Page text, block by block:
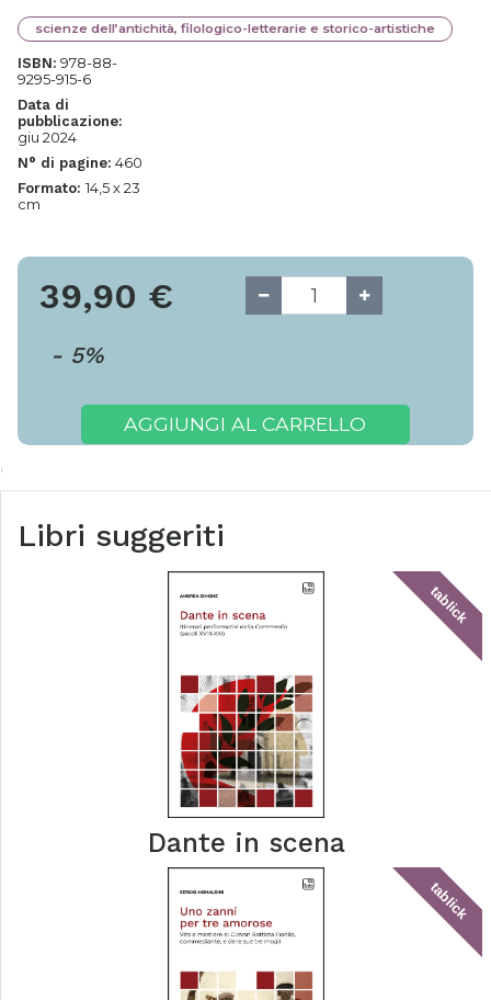
scienze dell’antichità, filologico-letterarie e storico-artistiche
ISBN: 978-88-
9295-915-6
Data di
pubblicazione:
giu 2024
N° di pagine: 460
Formato: 14,5 x 23
cm
39,90 €
- 5%
AGGIUNGI AL CARRELLO
Libri suggeriti
tablick
Dante in scena
tablick